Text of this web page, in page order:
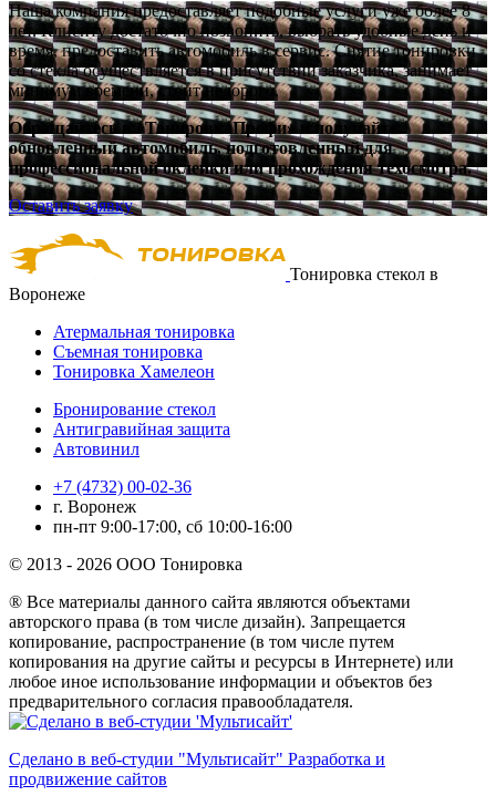
Наша компания предоставляет подобные услуги уже более 8
лет. Клиенту достаточно позвонить, выбрать удобные день и
время, предоставить автомобиль в сервис. Снятие тонировки
со стекла осуществляется в присутствии заказчика, занимает
минимум времени, стоит недорого.
Обращайтесь в «ТонировкаПрофи» и получайте
обновленный автомобиль, подготовленный для
профессиональной оклейки или прохождения техосмотра.
Оставить заявку
Тонировка стекол в
Воронеже
Атермальная тонировка
Съемная тонировка
Тонировка Хамелеон
Бронирование стекол
Антигравийная защита
Автовинил
+7 (4732) 00-02-36
г. Воронеж
пн-пт 9:00-17:00, сб 10:00-16:00
© 2013 - 2026 ООО Тонировка
® Все материалы данного сайта являются объектами
авторского права (в том числе дизайн). Запрещается
копирование, распространение (в том числе путем
копирования на другие сайты и ресурсы в Интернете) или
любое иное использование информации и объектов без
предварительного согласия правообладателя.
Сделано в веб-студии "Мультисайт" Разработка и
продвижение сайтов